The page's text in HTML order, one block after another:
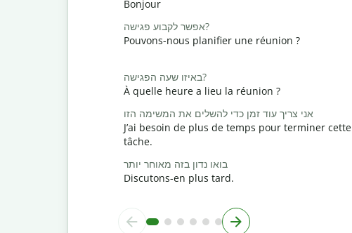
Bonjour
אפשר לקבוע פגישה?
Pouvons-nous planifier une réunion ?
באיזו שעה הפגישה?
À quelle heure a lieu la réunion ?
אני צריך עוד זמן כדי להשלים את המשימה הזו
J’ai besoin de plus de temps pour terminer cette
tâche.
בואו נדון בזה מאוחר יותר
Discutons-en plus tard.